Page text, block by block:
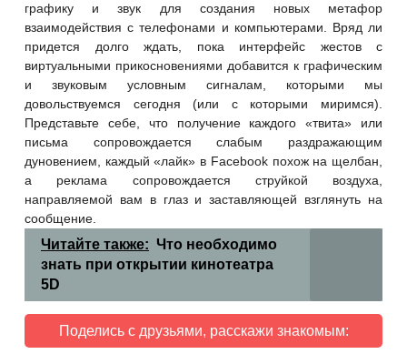
графику и звук для создания новых метафор
взаимодействия с телефонами и компьютерами. Вряд ли
придется долго ждать, пока интерфейс жестов с
виртуальными прикосновениями добавится к графическим
и звуковым условным сигналам, которыми мы
довольствуемся сегодня (или с которыми миримся).
Представьте себе, что получение каждого «твита» или
письма сопровождается слабым раздражающим
дуновением, каждый «лайк» в Facebook похож на щелбан,
а реклама сопровождается струйкой воздуха,
направляемой вам в глаз и заставляющей взглянуть на
сообщение.
Читайте также: Что необходимо
знать при открытии кинотеатра
5D
Поделись с друзьями, расскажи знакомым: